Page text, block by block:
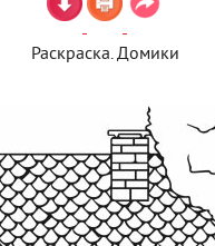
Раскраска. Домики